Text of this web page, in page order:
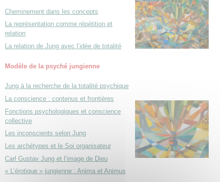
Cheminement dans les concepts
La représentation comme répétition et
relation
La relation de Jung avec l’idée de totalité
Modèle de la psyché jungienne
Jung à la recherche de la totalité psychique
La conscience : contenus et frontières
Fonctions psychologiques et conscience
collective
Les inconscients selon Jung
Les archétypes et le Soi organisateur
Carl Gustav Jung et l’image de Dieu
« L’érotique » jungienne : Anima et Animus